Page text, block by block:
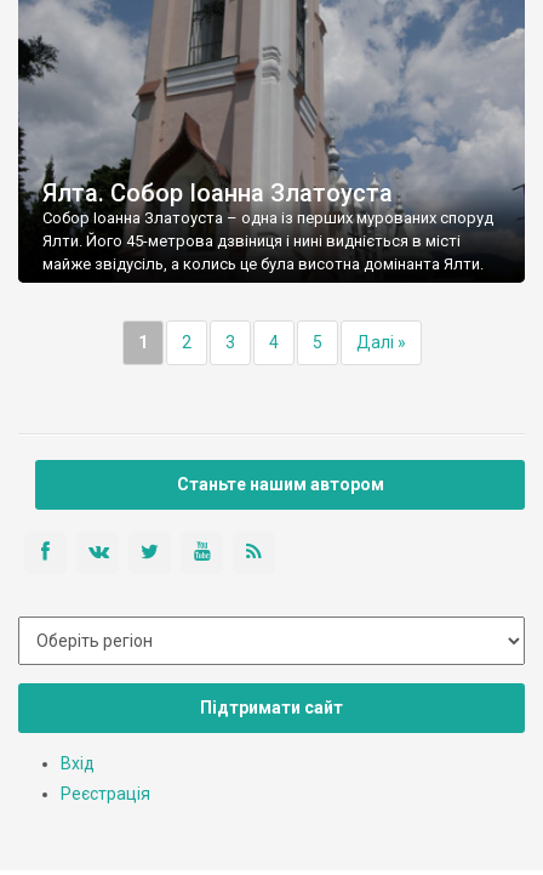
Ялта. Собор Іоанна Златоуста
Собор Іоанна Златоуста – одна із перших мурованих споруд
Ялти. Його 45-метрова дзвіниця і нині видніється в місті
майже звідусіль, а колись це була висотна домінанта Ялти.
1 2 3 4 5 Далі »
Станьте нашим автором
Підтримати сайт
Вхід
Реєстрація